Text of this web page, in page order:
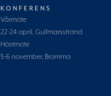
KONFERENS
Vårmöte
22-24 april, Gullmarsstrand
Höstmöte
5-6 november, Bromma